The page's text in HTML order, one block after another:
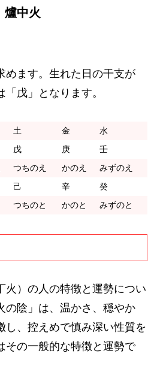
爐中火
めます。生れた日の干支が
「戊」となります。
土 金
水
戊 庚
壬
つちのえ かのえ
みずのえ
己 辛
癸
つちのと かのと みずのと
火）の人の特徴と運勢につい
の陰」は、温かさ、穏やか
し、控えめで慎み深い性質を
その一般的な特徴と運勢で